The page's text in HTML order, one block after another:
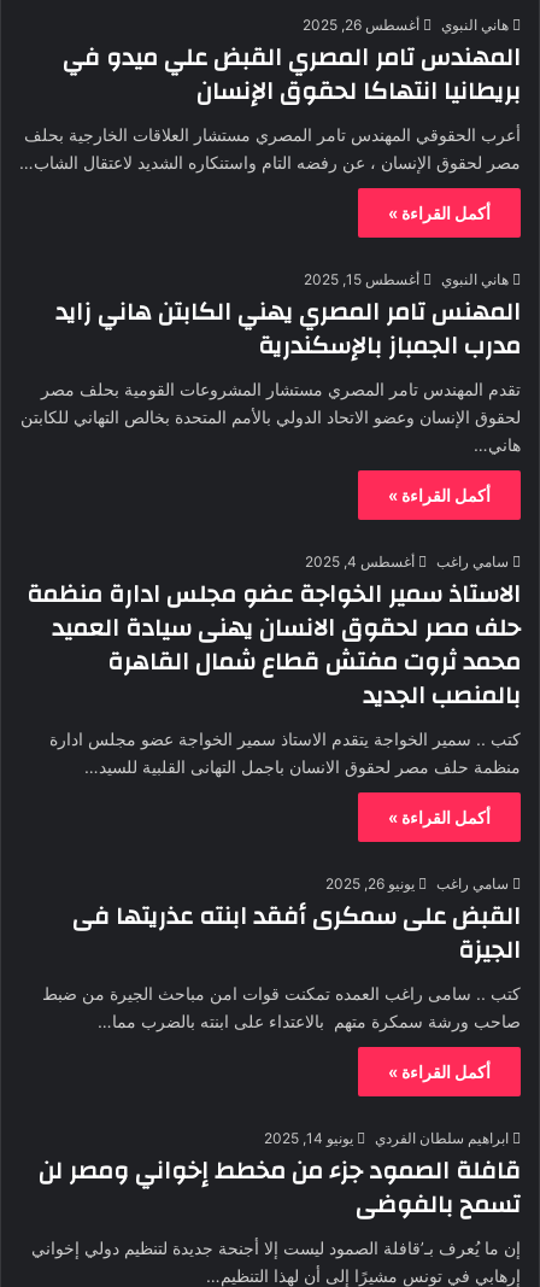
هاني النبوي أغسطس 26, 2025
المهندس تامر المصري القبض علي ميدو في
بريطانيا انتهاكا لحقوق الإنسان
أعرب الحقوقي المهندس تامر المصري مستشار العلاقات الخارجية بحلف
مصر لحقوق الإنسان ، عن رفضه التام واستنكاره الشديد لاعتقال الشاب…
أكمل القراءة »
هاني النبوي أغسطس 15, 2025
المهنس تامر المصري يهني الكابتن هاني زايد
مدرب الجمباز بالإسكندرية
تقدم المهندس تامر المصري مستشار المشروعات القومية بحلف مصر
لحقوق الإنسان وعضو الاتحاد الدولي بالأمم المتحدة بخالص التهاني للكابتن
هاني…
أكمل القراءة »
سامي راغب أغسطس 4, 2025
الاستاذ سمير الخواجة عضو مجلس ادارة منظمة
حلف مصر لحقوق الانسان يهنى سيادة العميد
محمد ثروت مفتش قطاع شمال القاهرة
بالمنصب الجديد
كتب .. سمير الخواجة يتقدم الاستاذ سمير الخواجة عضو مجلس ادارة
منظمة حلف مصر لحقوق الانسان باجمل التهانى القلبية للسيد…
أكمل القراءة »
سامي راغب يونيو 26, 2025
القبض على سمكرى أفقد ابنته عذريتها فى
الجيزة
كتب .. سامى راغب العمده تمكنت قوات امن مباحث الجيرة من ضبط
صاحب ورشة سمكرة متهم بالاعتداء على ابنته بالضرب مما…
أكمل القراءة »
ابراهيم سلطان الفردي يونيو 14, 2025
قافلة الصمود جزء من مخطط إخواني ومصر لن
تسمح بالفوضى
إن ما يُعرف بـ’قافلة الصمود ليست إلا أجنحة جديدة لتنظيم دولي إخواني
إرهابي في تونس مشيرًا إلى أن لهذا التنظيم…